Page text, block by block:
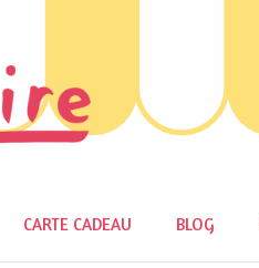
CARTE CADEAU BLOG